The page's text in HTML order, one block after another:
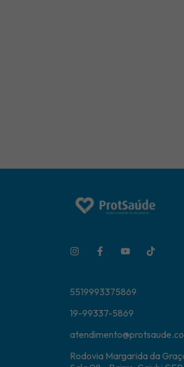
5519993375869
19-99337-5869
Rodovia Margarida da